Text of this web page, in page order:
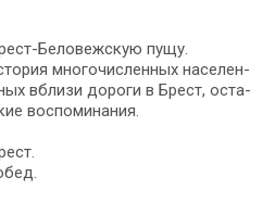
Беловежскую пу­щу.
мно­го­чис­лен­ных на­се­лен­
вбли­зи до­ро­ги в Брест, оста­
воспо­ми­на­ния.